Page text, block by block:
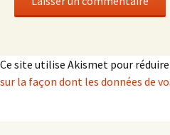
Ce site utilise Akismet pour
sur la façon dont les données de